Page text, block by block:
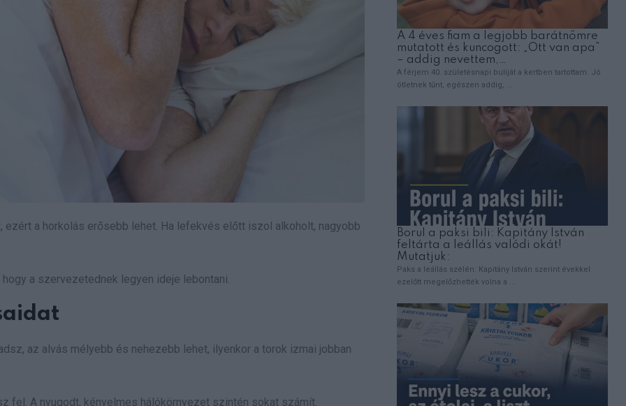
a horkolás erősebb lehet. Ha lefekvés előtt iszol alkoholt, nagyobb
a szervezetednek legyen ideje lebontani.
az alvás mélyebb és nehezebb lehet, ilyenkor a torok izmai jobban
fel. A nyugodt, kényelmes hálókörnyezet szintén sokat számít.